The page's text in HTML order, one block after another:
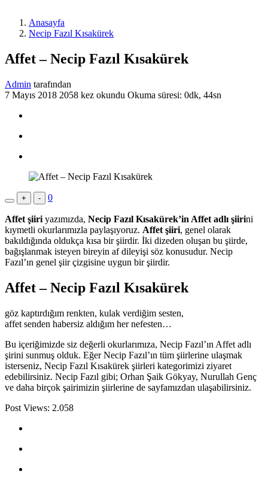
Anasayfa
Necip Fazıl Kısakürek
Affet – Necip Fazıl Kısakürek
Admin tarafından
7 Mayıs 2018 2058 kez okundu Okuma süresi: 0dk, 44sn
+ - 0
Affet şiiri yazımızda, Necip Fazıl Kısakürek’in Affet adlı şiirini
kıymetli okurlarımızla paylaşıyoruz. Affet şiiri, genel olarak
bakıldığında oldukça kısa bir şiirdir. İki dizeden oluşan bu şiirde,
bağışlanmak isteyen bireyin af dileyişi söz konusudur. Necip
Fazıl’ın genel şiir çizgisine uygun bir şiirdir.
Affet – Necip Fazıl Kısakürek
göz kaptırdığım renkten, kulak verdiğim sesten,
affet senden habersiz aldığım her nefesten…
Bu içeriğimizde siz değerli okurlarımıza, Necip Fazıl’ın Affet adlı
şirini sunmuş olduk. Eğer Necip Fazıl’ın tüm şiirlerine ulaşmak
isterseniz, Necip Fazıl Kısakürek şiirleri kategorimizi ziyaret
edebilirsiniz. Necip Fazıl gibi; Orhan Şaik Gökyay, Nurullah Genç
ve daha birçok şairimizin şiirlerine de sayfamızdan ulaşabilirsiniz.
Post Views: 2.058